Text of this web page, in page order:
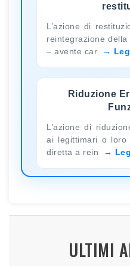
L’azione di
reintegrazione
– avente car
Riduzione
L’azione di
ai legittimari o loro
diretta a rein
ULTIMI